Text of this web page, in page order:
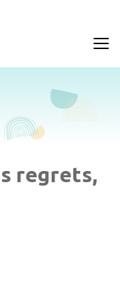
regrets,